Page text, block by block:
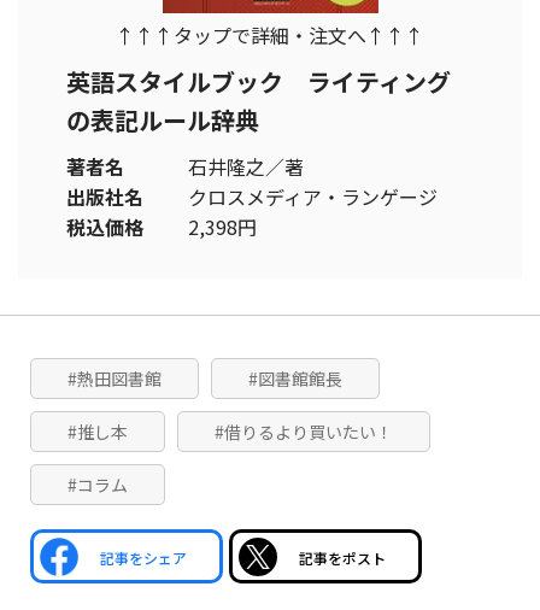
↑↑↑タップで詳細・注文へ↑↑↑
英語スタイルブック ライティング
の表記ルール辞典
著者名
石井隆之／著
出版社名
クロスメディア・ランゲージ
税込価格
2,398円
#熱田図書館 #図書館館長
#推し本 #借りるより買いたい！
#コラム
記事をシェア 記事をポスト